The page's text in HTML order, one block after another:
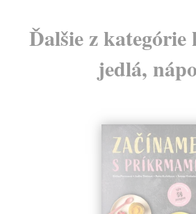
Ďalšie z
jedlá,